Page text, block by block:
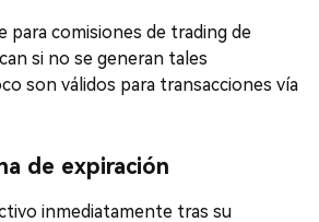
para comisiones de trading de
si no se generan tales
son válidos para transacciones vía
de expiración
inmediatamente tras su